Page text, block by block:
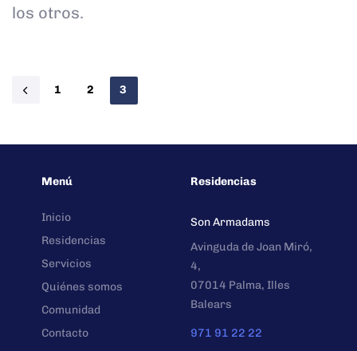
los otros.
1 2 3
Menú
Inicio
Residencias
Servicios
Quiénes somos
Comunidad
Contacto
Residencias
Son Armadams
Avinguda de Joan Miró,
4,
07014 Palma, Illes
Balears
971 91 22 22